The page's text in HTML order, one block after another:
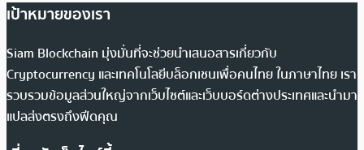
เป้าหมายของเรา
Siam Blockchain มุ่งมั่นที่จะช่วยนำเสนอสารเกี่ยวกับ
Cryptocurrency และเทคโนโลยีบล็อกเชนเพื่อคนไทย ในภาษาไทย เรา
รวบรวมข้อมูลส่วนใหญ่จากเว็บไซต์และเว็บบอร์ดต่างประเทศและนำมา
แปลส่งตรงถึงฟีดคุณ